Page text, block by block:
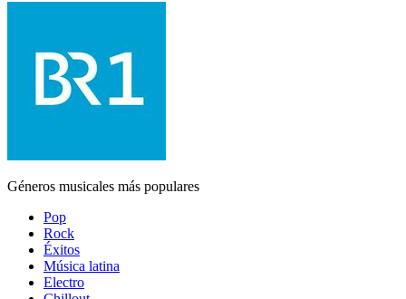
Géneros musicales más populares
Pop
Rock
Éxitos
Música latina
Electro